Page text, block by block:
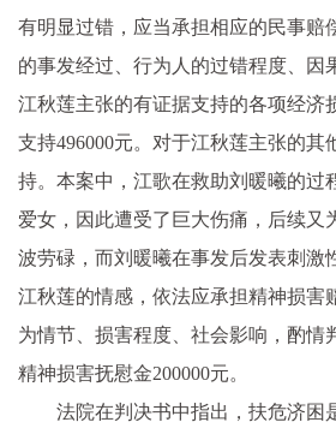
有明显过错，应当承担相应的民事赔
的事发经过、行为人的过错程度、因
江秋莲主张的有证据支持的各项经济
支持496000元。对于江秋莲主张的其
持。本案中，江歌在救助刘暖曦的过
爱女，因此遭受了巨大伤痛，后续又
波劳碌，而刘暖曦在事发后发表刺激
江秋莲的情感，依法应承担精神损害
为情节、损害程度、社会影响，酌情
精神损害抚慰金200000元。
法院在判决书中指出，扶危济困